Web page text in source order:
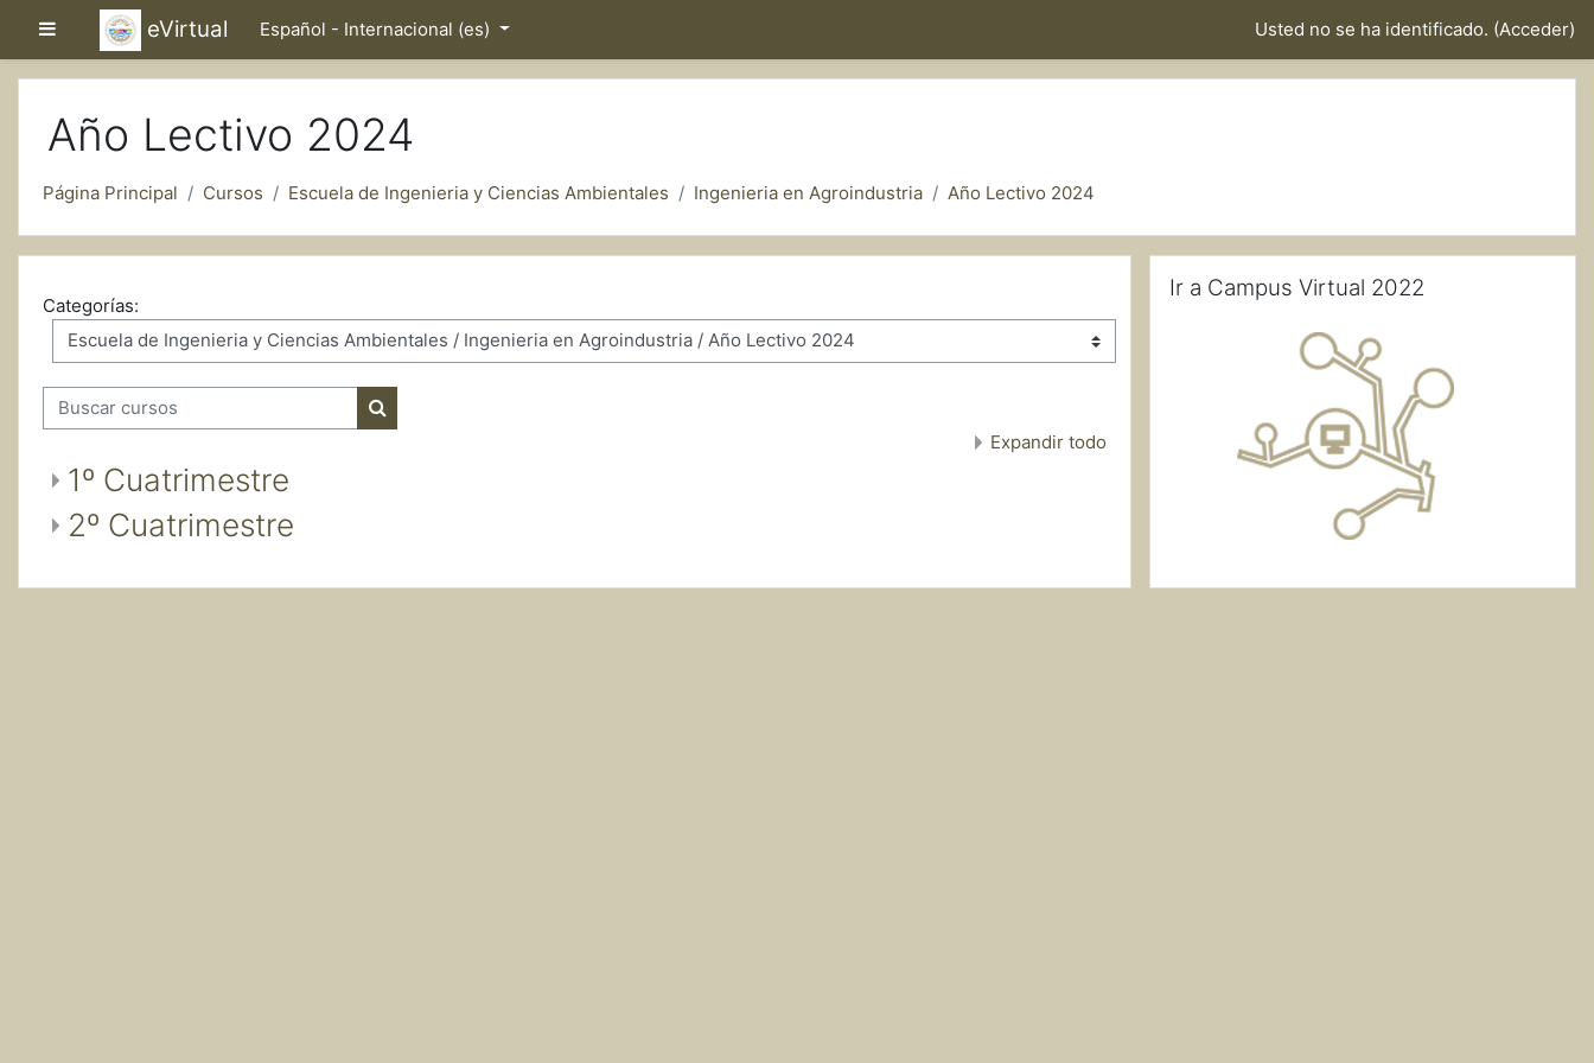
Salta al contenido principal
Panel lateraleVirtual Español - Internacional ‎(es)‎ Usted no se ha identificado. (Acceder)
Año Lectivo 2024
Página Principal Cursos Escuela de Ingenieria y Ciencias Ambientales Ingenieria en Agroindustria Año Lectivo 2024
Categorías:
Buscar cursos
Buscar cursos Expandir todo
1º Cuatrimestre
2º Cuatrimestre
Ir a Campus Virtual 2022